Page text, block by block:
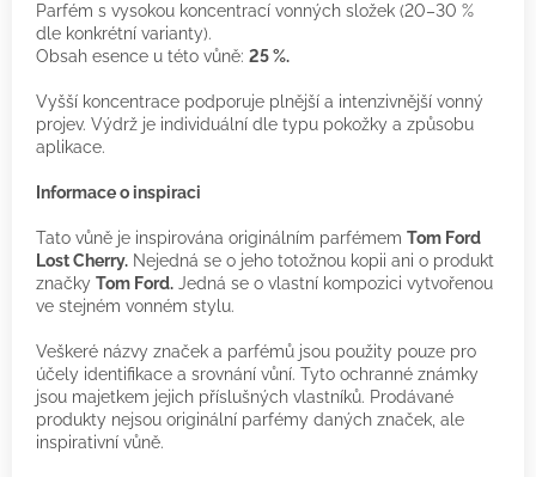
Parfém s vysokou koncentrací vonných složek (20–30 %
dle konkrétní varianty).
Obsah esence u této vůně: 25 %.
Vyšší koncentrace podporuje plnější a intenzivnější vonný
projev. Výdrž je individuální dle typu pokožky a způsobu
aplikace.
Informace o inspiraci
Tato vůně je inspirována originálním parfémem Tom Ford
Lost Cherry. Nejedná se o jeho totožnou kopii ani o produkt
značky Tom Ford. Jedná se o vlastní kompozici vytvořenou
ve stejném vonném stylu.
Veškeré názvy značek a parfémů jsou použity pouze pro
účely identifikace a srovnání vůní. Tyto ochranné známky
jsou majetkem jejich příslušných vlastníků. Prodávané
produkty nejsou originální parfémy daných značek, ale
inspirativní vůně.